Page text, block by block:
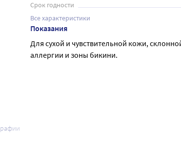
Срок годности
Все характеристики
Показания
Для сухой и чувствительной кожи,
аллергии и зоны бикини.